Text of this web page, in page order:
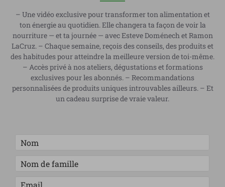
– Une vidéo exclusive pour transformer ton alimentation et
ton énergie au quotidien. Elle changera ta façon de voir la
nourriture — et ta journée — avec Esteve Doménech et Ramon
LaCruz. – Chaque semaine, reçois des conseils, des produits et
des habitudes pour atteindre la meilleure version de toi-même.
– Accès privé à nos ateliers, dégustations et formations
exclusives pour les abonnés. – Recommandations
personnalisées de produits uniques introuvables ailleurs. – Et
un cadeau surprise de vraie valeur.